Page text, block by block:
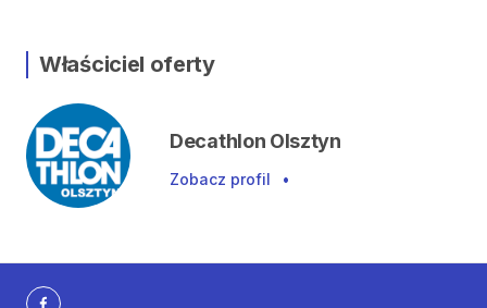
Właściciel oferty
Decathlon Olsztyn
Zobacz profil •